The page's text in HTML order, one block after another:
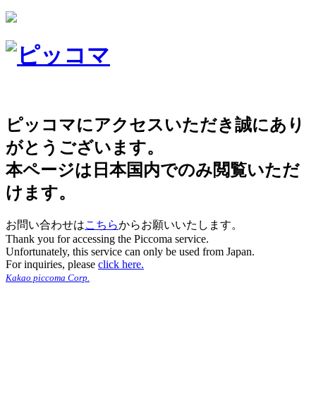
ピッコマにアクセスいただき誠にあり
がとうございます。
本ページは日本国内でのみ閲覧いただ
けます。
お問い合わせはこちらからお願いいたします。
Thank you for accessing the Piccoma service.
Unfortunately, this service can only be used from Japan.
For inquiries, please click here.
Kakao piccoma Corp.